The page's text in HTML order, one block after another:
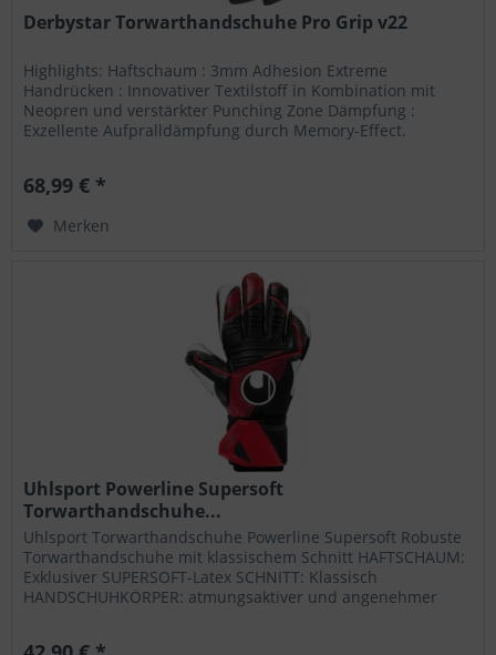
Derbystar Torwarthandschuhe Pro Grip v22
Highlights: Haftschaum : 3mm Adhesion Extreme
Handrücken : Innovativer Textilstoff in Kombination mit
Neopren und verstärkter Punching Zone Dämpfung :
Exzellente Aufpralldämpfung durch Memory-Effect.
68,99 € *
Merken
Uhlsport Powerline Supersoft
Torwarthandschuhe...
Uhlsport Torwarthandschuhe Powerline Supersoft Robuste
Torwarthandschuhe mit klassischem Schnitt HAFTSCHAUM:
Exklusiver SUPERSOFT-Latex SCHNITT: Klassisch
HANDSCHUHKÖRPER: atmungsaktiver und angenehmer